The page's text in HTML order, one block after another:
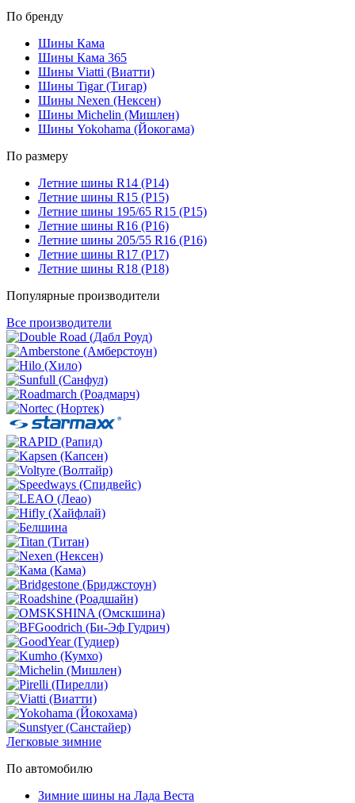
По бренду
Шины Кама
Шины Кама 365
Шины Viatti (Виатти)
Шины Tigar (Тигар)
Шины Nexen (Нексен)
Шины Michelin (Мишлен)
Шины Yokohama (Йокогама)
По размеру
Летние шины R14 (Р14)
Летние шины R15 (Р15)
Летние шины 195/65 R15 (Р15)
Летние шины R16 (Р16)
Летние шины 205/55 R16 (Р16)
Летние шины R17 (Р17)
Летние шины R18 (Р18)
Популярные производители
Все производители
Легковые зимние
По автомобилю
Зимние шины на Лада Веста